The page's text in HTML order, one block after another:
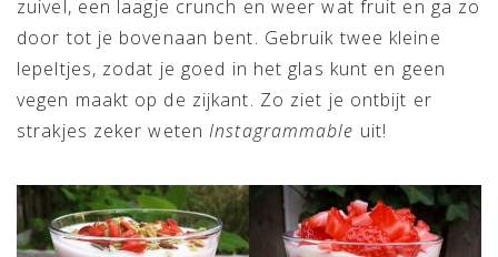
zuivel, een laagje crunch en weer wat fruit en ga zo
door tot je bovenaan bent. Gebruik twee kleine
lepeltjes, zodat je goed in het glas kunt en geen
vegen maakt op de zijkant. Zo ziet je ontbijt er
strakjes zeker wetenInstagrammable uit!